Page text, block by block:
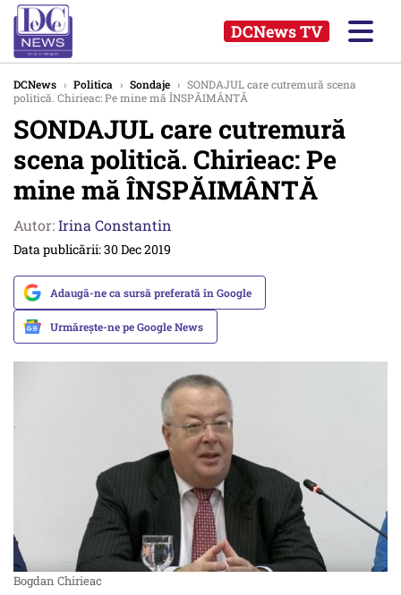
DCNews TV
DCNews › Politica › Sondaje › SONDAJUL care cutremură scena
politică. Chirieac: Pe mine mă ÎNSPĂIMÂNTĂ
SONDAJUL care cutremură
scena politică. Chirieac: Pe
mine mă ÎNSPĂIMÂNTĂ
Autor:Irina Constantin
Data publicării: 30 Dec 2019
Adaugă-ne ca sursă preferată în Google
Urmărește-ne pe Google News
Bogdan Chirieac